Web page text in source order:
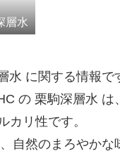
層水
水 に関する情報
の 栗駒深層水
カリ性です。
自然のまろやか